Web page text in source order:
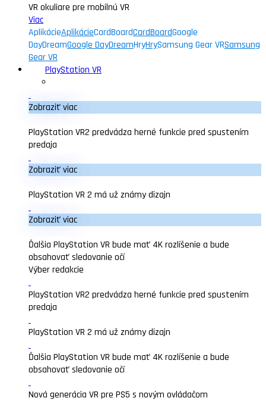
VR okuliare pre mobilnú VR
Viac
AplikácieAplikácieCardBoardCardBoardGoogle
DayDreamGoogle DayDreamHryHrySamsung Gear VRSamsung
Gear VR
PlayStation VR
Zobraziť viac
PlayStation VR2 predvádza herné funkcie pred spustením
predaja
Zobraziť viac
PlayStation VR 2 má už známy dizajn
Zobraziť viac
Ďalšia PlayStation VR bude mať 4K rozlíšenie a bude
obsahovať sledovanie očí
Výber redakcie
PlayStation VR2 predvádza herné funkcie pred spustením
predaja
PlayStation VR 2 má už známy dizajn
Ďalšia PlayStation VR bude mať 4K rozlíšenie a bude
obsahovať sledovanie očí
Nová generácia VR pre PS5 s novým ovládačom